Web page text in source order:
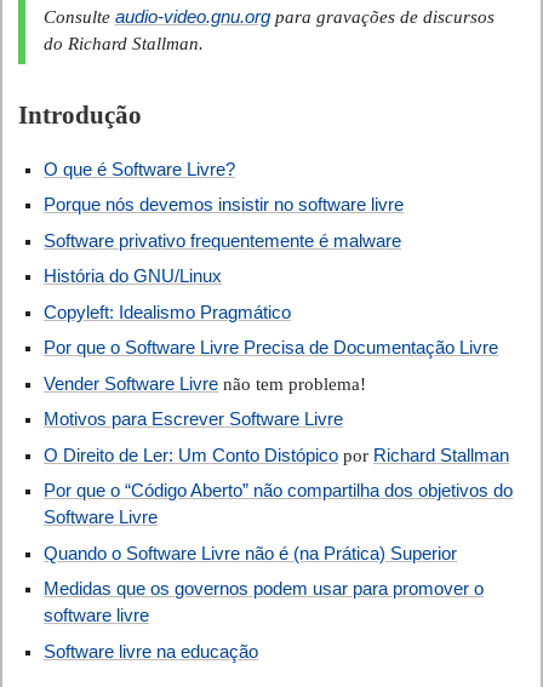
Consulte audio-video.gnu.orgpara gravações de discursos
do Richard Stallman.
Introdução
O que é Software Livre?
Porque nós devemos insistir no software livre
Software privativo frequentemente é malware
História do GNU/Linux
Copyleft: Idealismo Pragmático
Por que o Software Livre Precisa de Documentação Livre
Vender Software Livre não tem problema!
Motivos para Escrever Software Livre
O Direito de Ler: Um Conto Distópico por Richard Stallman
Por que o “Código Aberto” não compartilha dos objetivos do
Software Livre
Quando o Software Livre não é (na Prática) Superior
Medidas que os governos podem usar para promover o
software livre
Software livre na educação